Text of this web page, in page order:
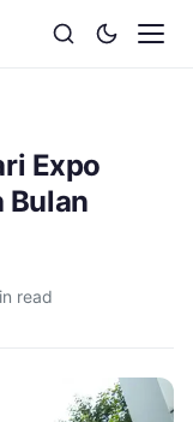
Expo
Bulan
read